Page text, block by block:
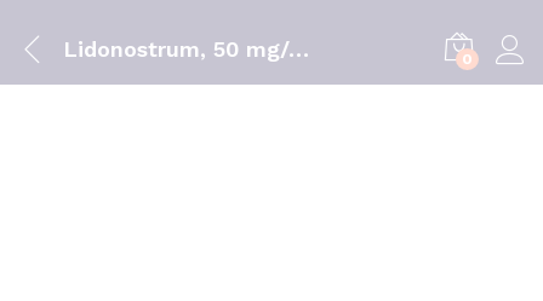
Lidonostrum, 50 mg/g-35 g x 1 pda 0